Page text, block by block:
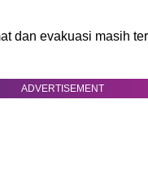
dan evakuasi masih
ADVERTISEMENT